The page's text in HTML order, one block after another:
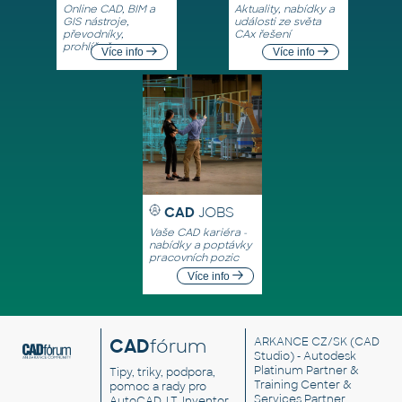
Online CAD, BIM a
GIS nástroje,
převodníky,
prohlížečeVíce info
Aktuality, nabídky a
události ze světa
CAx řešení
Více info
CAD JOBS
Vaše CAD kariéra -
nabídky a poptávky
pracovních pozic
Více info
CADfórum
Tipy, triky, podpora,
pomoc a rady pro
ARKANCE CZ/SK(CAD
Studio) - Autodesk
Platinum Partner &
Training Center &